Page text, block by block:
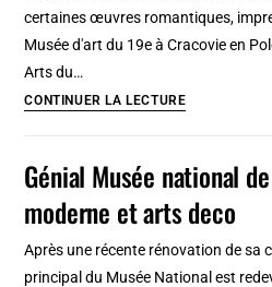
certaines œuvres romantiques,
Musée d'art du 19e à Cracovie en
Arts du…
CONTINUER LA LECTUREMusée
arts
du
Génial Musée national
moderne et arts deco
Après une récente rénovation de sa
principal du Musée National est